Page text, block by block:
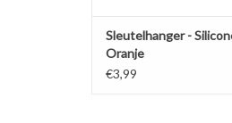
Sleutelhanger -
Oranje
€3,99